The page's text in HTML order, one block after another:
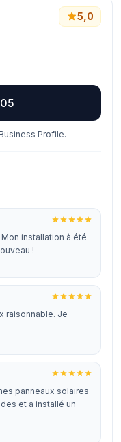
5,0
Profile.
installation à été
!
raisonnable. Je
panneaux solaires
et a installé un